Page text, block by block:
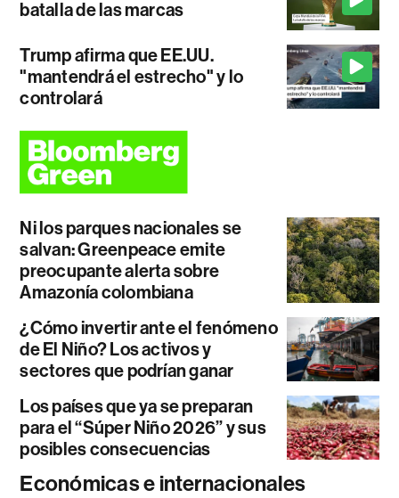
batalla de las marcas
Trump afirma que EE.UU.
"mantendrá el estrecho" y lo
controlará
Ni los parques nacionales se
salvan: Greenpeace emite
preocupante alerta sobre
Amazonía colombiana
¿Cómo invertir ante el fenómeno
de El Niño? Los activos y
sectores que podrían ganar
Los países que ya se preparan
para el “Súper Niño 2026” y sus
posibles consecuencias
Económicas e internacionales